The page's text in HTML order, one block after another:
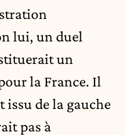
lui, un duel
un
la France. Il
de la gauche
pas à